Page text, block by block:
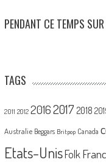
PENDANT CE TEMPS
TAGS
2011 2012 20162017 2018
Australie Beggars Britpop Canada
Etats-UnisFolk